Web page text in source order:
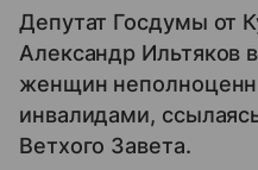
Депутат Госдумы от
Александр Ильтяков
женщин
инвалидами,
Ветхого Завета.